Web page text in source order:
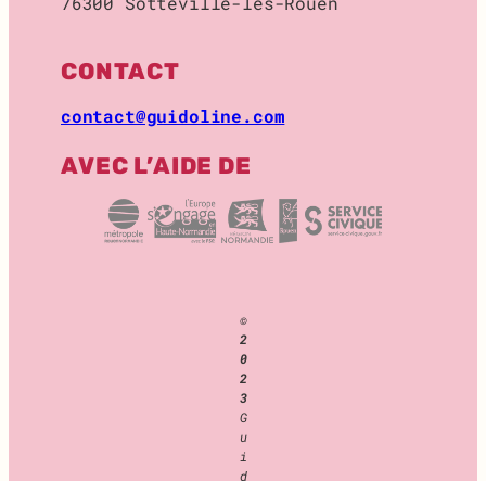
O
K
G
E
CONTACT
contact@guidoline.com
AVEC L’AIDE DE
©
2
0
2
3
G
u
i
d